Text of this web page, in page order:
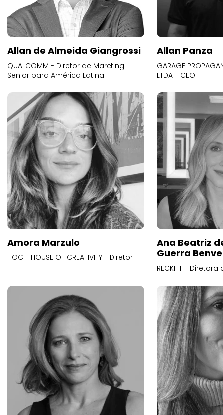
Allan de Almeida Giangrossi
QUALCOMM - Diretor de Mareting
Senior para América Latina
Allan Panza
GARAGE
LTDA - CEO
Amora Marzulo
HOC - HOUSE OF CREATIVITY - Diretor
Ana Beatriz
Guerra
RECKITT -